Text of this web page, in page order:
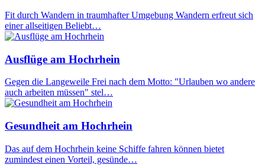
Fit durch Wandern in traumhafter Umgebung Wandern erfreut sich
einer allseitigen Beliebt…
Ausflüge am Hochrhein
Gegen die Langeweile Frei nach dem Motto: "Urlauben wo andere
auch arbeiten müssen" stel…
Gesundheit am Hochrhein
Das auf dem Hochrhein keine Schiffe fahren können bietet
zumindest einen Vorteil, gesünde…